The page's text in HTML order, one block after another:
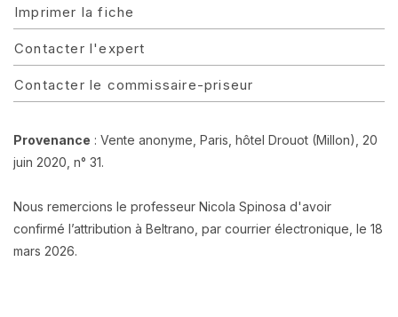
Imprimer la fiche
Contacter l'expert
Contacter le commissaire-priseur
Provenance : Vente anonyme, Paris, hôtel Drouot (Millon), 20
juin 2020, n° 31.
Nous remercions le professeur Nicola Spinosa d'avoir
confirmé l’attribution à Beltrano, par courrier électronique, le 18
mars 2026.